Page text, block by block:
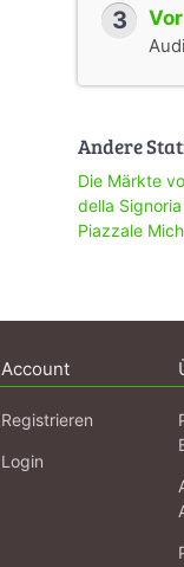
3
Andere
Die Märkte
della Signoria
Piazzale
Account
Registrieren
Login